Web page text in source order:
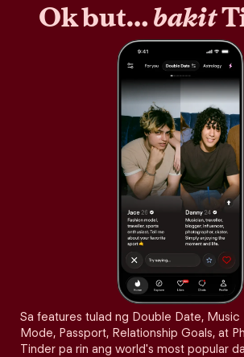
Ok but…bakit
Sa features tulad ng Double Date,
Mode, Passport, Relationship Goals, at
Tinder pa rin ang world's most popular